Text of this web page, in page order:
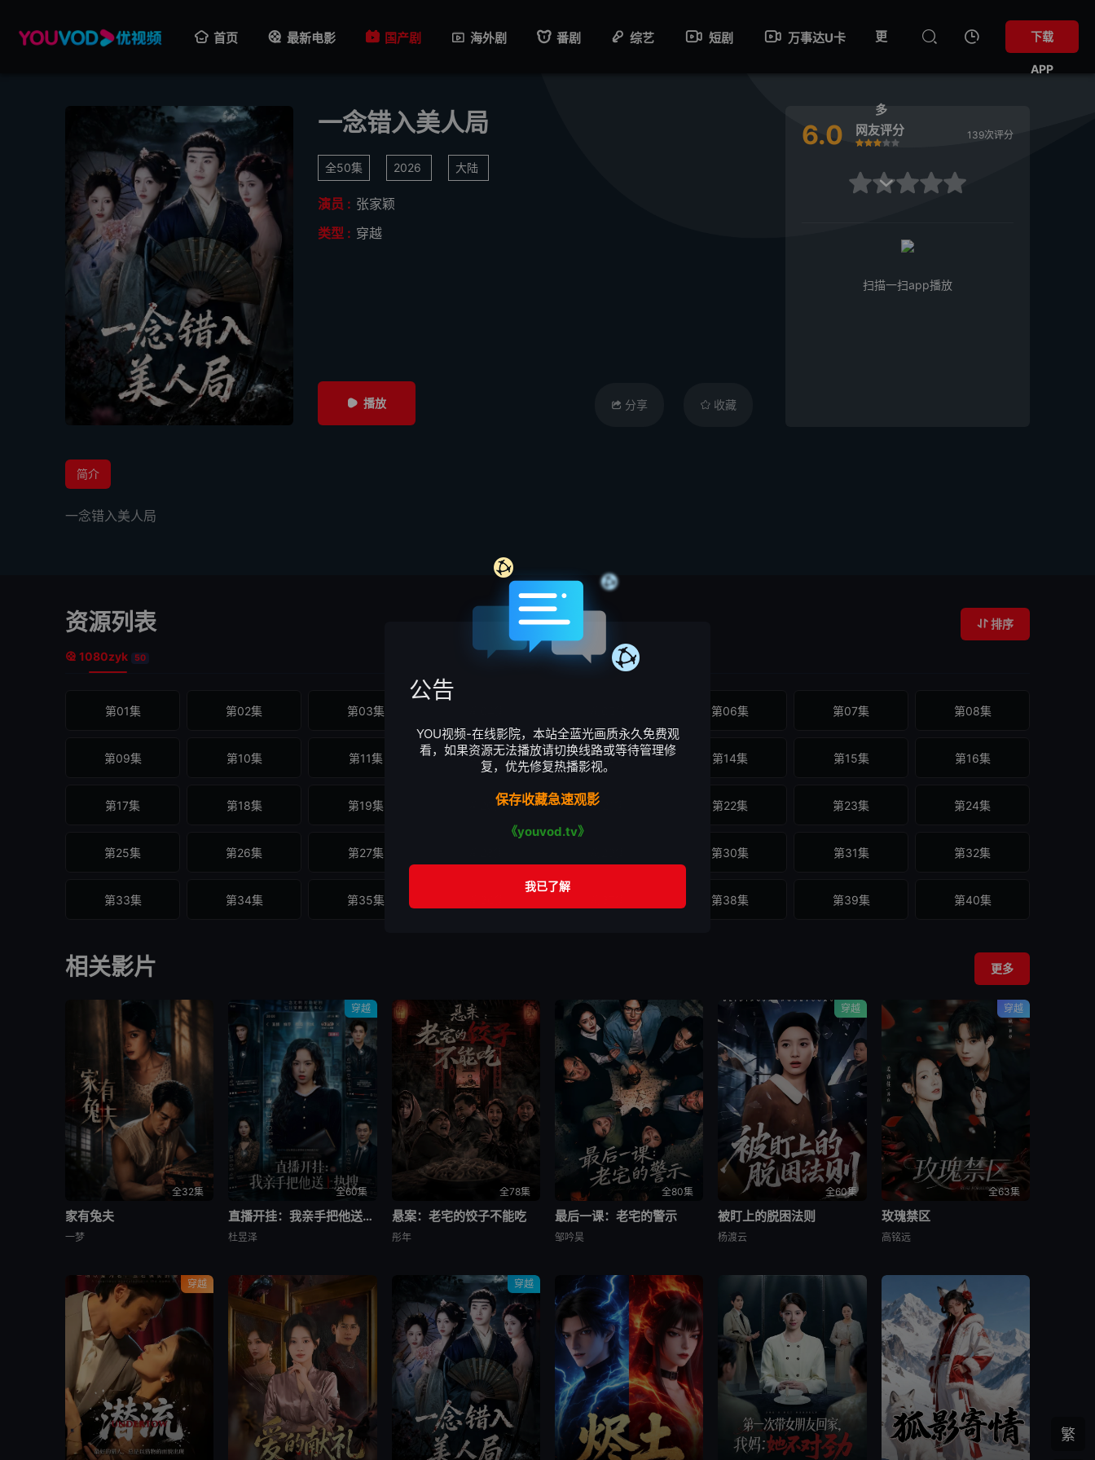
首页 最新电影 国产剧 海外剧 番剧 综艺 短剧 万事达U卡 更
多

下载
APP
一念错入美人局
全50集 2026 大陆
演员 : 张家颖
类型 : 穿越
播放 分享 收藏
6.0 网友评分
很差较差还行
推荐
力荐
139次评分
较差还行推荐力荐
扫描一扫app播放
简介
一念错入美人局
资源列表 排序
1080zyk 50
第01集 第02集 第03集 第06集 第07集 第08集
第09集 第10集 第11集 第12集 第13集 第14集 第15集 第16集
第17集 第18集 第19集 第20集 第21集 第22集 第23集 第24集
第25集 第26集 第27集 第30集 第31集 第32集
第33集 第34集 第35集 第38集 第39集 第40集
相关影片 更多
全32集
家有兔夫
一梦
穿越
全60集
直播开挂：我亲手把他送上热搜
杜昱泽
全78集
悬案：老宅的饺子不能吃
彤年
全80集
最后一课：老宅的警示
邹吟昊
穿越
全60集
被盯上的脱困法则
杨渡云
穿越
全63集
玫瑰禁区
高铭远
穿越 穿越
繁
公告
YOU视频-在线影院，本站全蓝光画质永久免费观
看，如果资源无法播放请切换线路或等待管理修
复，优先修复热播影视。
保存收藏急速观影
《youvod.tv》